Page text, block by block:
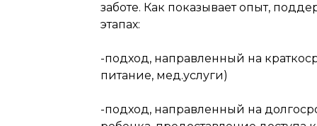
заботе. Как показывает опыт,
этапах:
-подход, направленный на
питание, мед.услуги)
-подход, направленный на